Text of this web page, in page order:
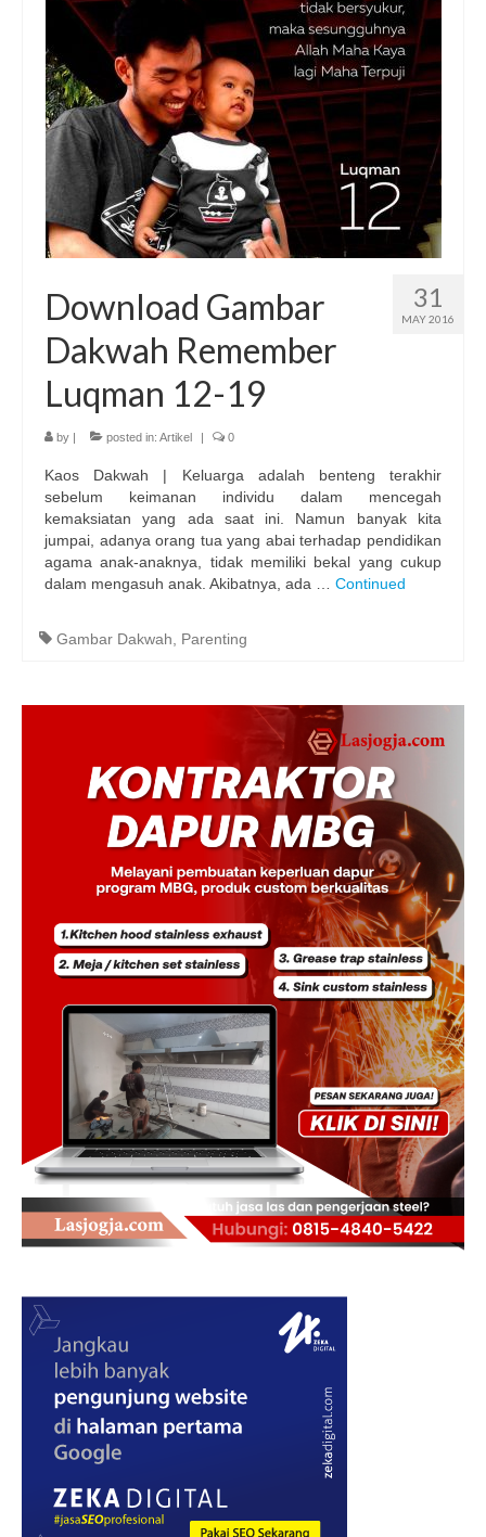
Publikasi Dakwah Gratis
Kajian Gratis di Jogja
FAQ
Contact
About
31
MAY 2016
Download Gambar
Dakwah Remember
Luqman 12-19
by | posted in: Artikel | 0
Kaos Dakwah | Keluarga adalah benteng terakhir
sebelum keimanan individu dalam mencegah
kemaksiatan yang ada saat ini. Namun banyak kita
jumpai, adanya orang tua yang abai terhadap pendidikan
agama anak-anaknya, tidak memiliki bekal yang cukup
dalam mengasuh anak. Akibatnya, ada … Continued
Gambar Dakwah Parenting